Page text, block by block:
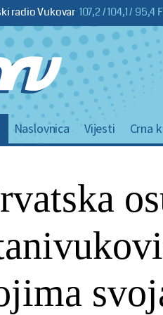
radio Vukovar 107,2 / 104,1 / 95,4
Naslovnica Vijesti Crna